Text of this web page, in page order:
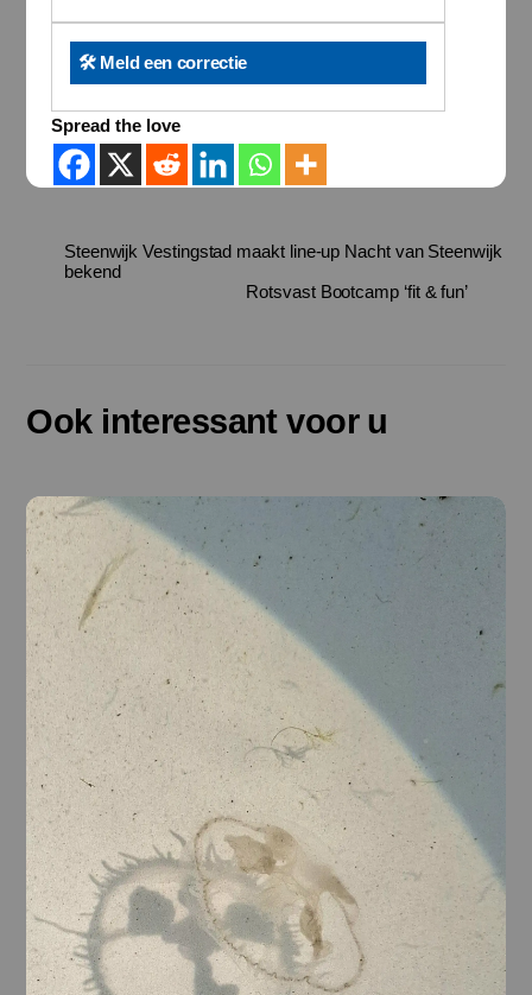
🛠️ Meld een correctie
Spread the love
Steenwijk Vestingstad maakt line-up Nacht van Steenwijk
bekend
Rotsvast Bootcamp ‘fit & fun’
Ook interessant voor u